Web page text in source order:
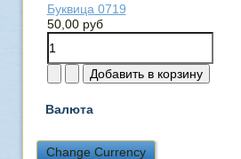
Буквица 0719
50,00 руб
Валюта